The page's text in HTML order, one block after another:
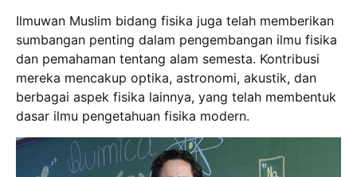
Ilmuwan Muslim bidang fisika juga telah memberikan
sumbangan penting dalam pengembangan ilmu fisika
dan pemahaman tentang alam semesta. Kontribusi
mereka mencakup optika, astronomi, akustik, dan
berbagai aspek fisika lainnya, yang telah membentuk
dasar ilmu pengetahuan fisika modern.